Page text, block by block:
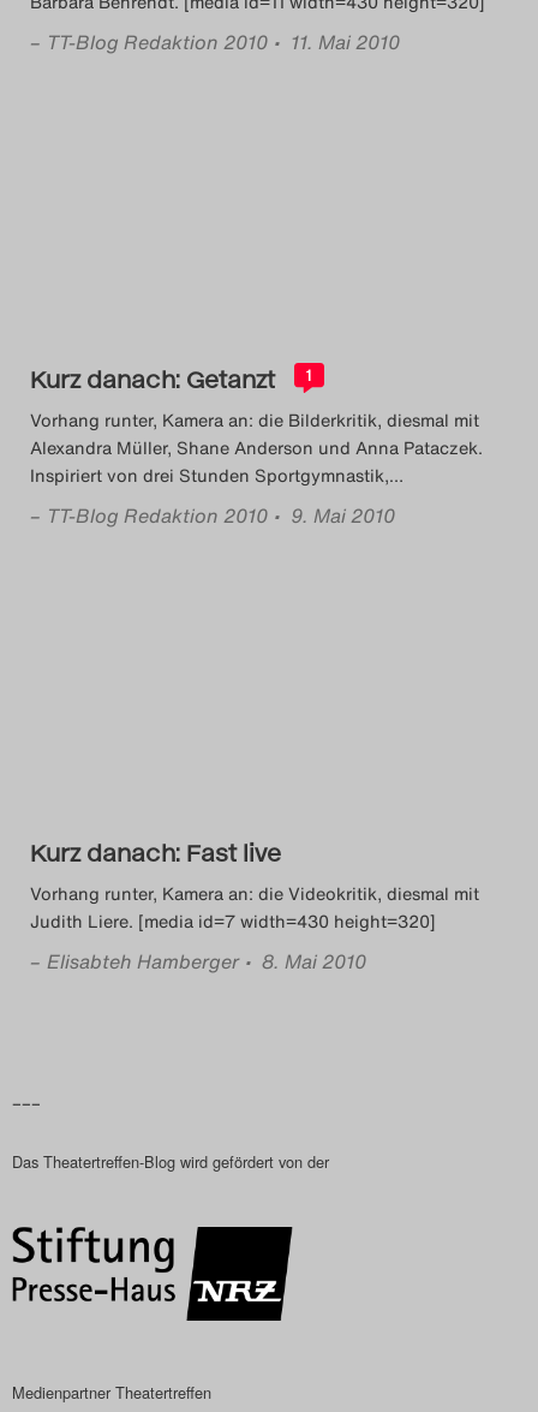
– TT-Blog Redaktion 2010 • 11. Mai 2010
Kurz danach: Getanzt 1
Vorhang runter, Kamera an: die Bilderkritik, diesmal mit
Alexandra Müller, Shane Anderson und Anna Pataczek.
Inspiriert von drei Stunden Sportgymnastik,…
– TT-Blog Redaktion 2010 • 9. Mai 2010
Kurz danach: Fast live
Vorhang runter, Kamera an: die Videokritik, diesmal mit
Judith Liere. [media id=7 width=430 height=320]
– Elisabteh Hamberger • 8. Mai 2010
–––
Das Theatertreffen-Blog wird gefördert von der
Medienpartner Theatertreffen